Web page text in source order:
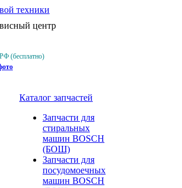
техники
центр
(бесплатно)
Каталог запчастей
Запчасти для
стиральных
машин BOSCH
(БОШ)
Запчасти для
посудомоечных
машин BOSCH